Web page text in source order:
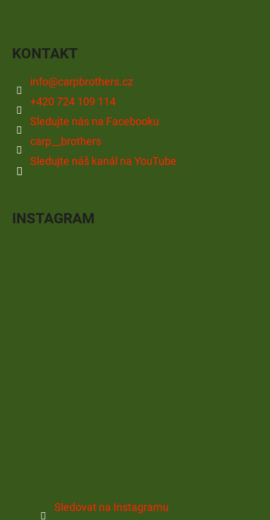
KONTAKT
info@carpbrothers.cz
+420 724 109 114
Sledujte nás na Facebooku
carp__brothers
Sledujte náš kanál na YouTube
INSTAGRAM
Sledovat na Instagramu